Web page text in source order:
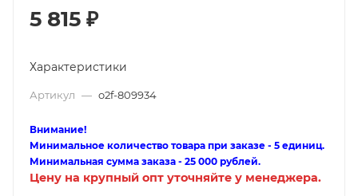
5 815 ₽
Характеристики
Артикул — o2f-809934
Внимание!
Минимальное количество товара при заказе - 5 единиц.
Минимальная сумма заказа - 25 000 рублей.
Цену на крупный опт уточняйте у менеджера.